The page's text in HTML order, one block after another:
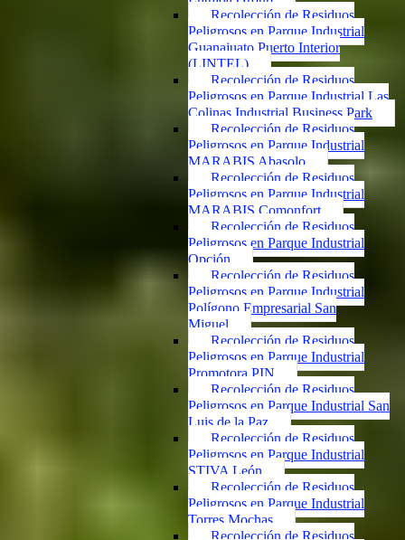
Recolección de Residuos
Peligrosos en Parque Industrial
Guanajuato Puerto Interior
(LINTEL)
Recolección de Residuos
Peligrosos en Parque Industrial Las
Colinas Industrial Business Park
Recolección de Residuos
Peligrosos en Parque Industrial
MARABIS Abasolo
Recolección de Residuos
Peligrosos en Parque Industrial
MARABIS Comonfort
Recolección de Residuos
Peligrosos en Parque Industrial
Opción
Recolección de Residuos
Peligrosos en Parque Industrial
Polígono Empresarial San
Miguel
Recolección de Residuos
Peligrosos en Parque Industrial
Promotora PIN
Recolección de Residuos
Peligrosos en Parque Industrial San
Luis de la Paz
Recolección de Residuos
Peligrosos en Parque Industrial
STIVA León
Recolección de Residuos
Peligrosos en Parque Industrial
Torres Mochas
Recolección de Residuos